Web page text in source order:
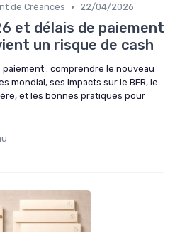
de Créances • 22/04/2026
et délais de paiement
un risque de cash
paiement : comprendre le nouveau
mondial, ses impacts sur le BFR, le
et les bonnes pratiques pour